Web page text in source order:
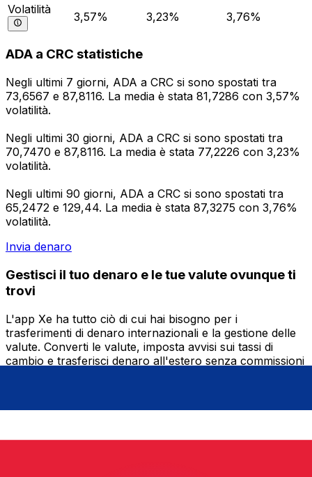
Volatilità
3,57% 3,23% 3,76%
ADA a CRC statistiche
Negli ultimi 7 giorni, ADA a CRC si sono spostati tra
73,6567 e 87,8116. La media è stata 81,7286 con 3,57%
volatilità.
Negli ultimi 30 giorni, ADA a CRC si sono spostati tra
70,7470 e 87,8116. La media è stata 77,2226 con 3,23%
volatilità.
Negli ultimi 90 giorni, ADA a CRC si sono spostati tra
65,2472 e 129,44. La media è stata 87,3275 con 3,76%
volatilità.
Invia denaro
Gestisci il tuo denaro e le tue valute ovunque ti
trovi
L'app Xe ha tutto ciò di cui hai bisogno per i
trasferimenti di denaro internazionali e la gestione delle
valute. Converti le valute, imposta avvisi sui tassi di
cambio e trasferisci denaro all'estero senza commissioni